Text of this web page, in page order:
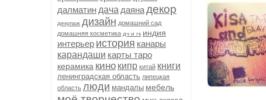
далматин дача даянадекор
декупаж дизайн домашний сад
домашняя косметика дч и гк индия
интерьер история канары
карандаши карты таро
керамика кино кипр китай книги
ленинградская область липецкая
область люди мандалы мебель